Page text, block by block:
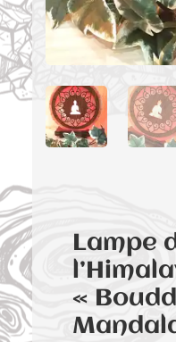
Lampe
«